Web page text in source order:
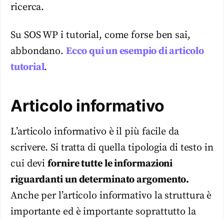
ricerca.
Su SOS WP i tutorial, come forse ben sai,
abbondano. Ecco qui un esempio di articolo
tutorial.
Articolo informativo
L’articolo informativo è il più facile da
scrivere. Si tratta di quella tipologia di testo in
cui devifornire tutte le informazioni
riguardanti un determinato argomento.
Anche per l’articolo informativo la struttura è
importante ed è importante soprattutto la